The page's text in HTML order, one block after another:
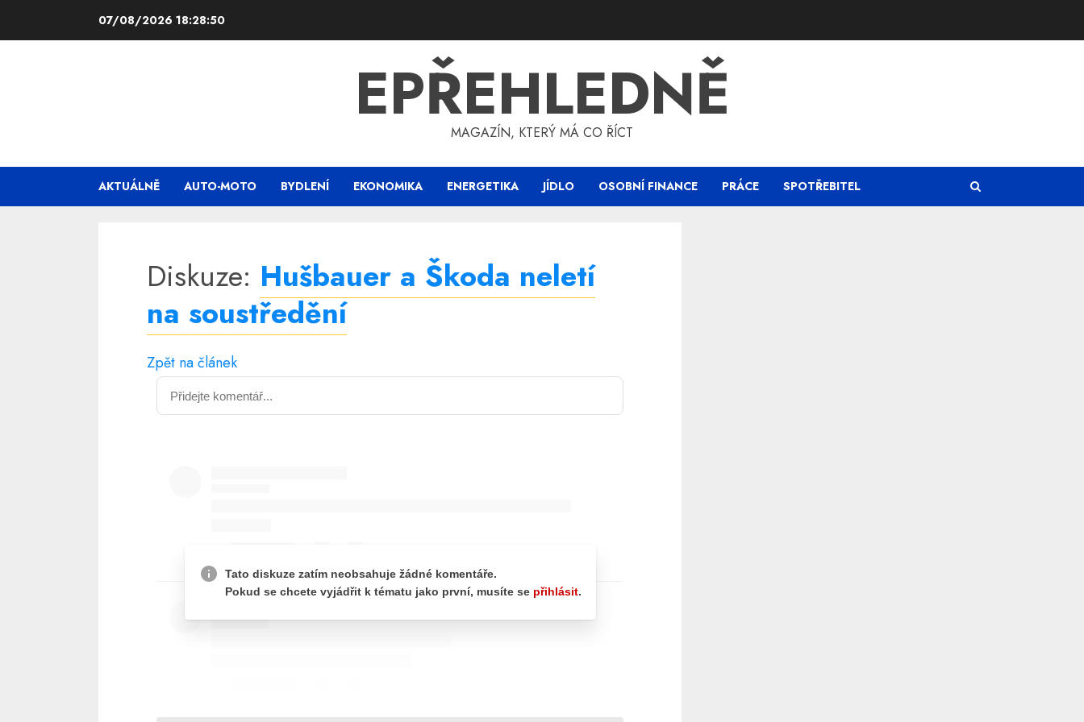
07/08/2026 18:28:51
EPŘEHLEDNĚ
MAGAZÍN, KTERÝ MÁ CO ŘÍCT
AKTUÁLNĚ AUTO-MOTO BYDLENÍ EKONOMIKA ENERGETIKA JÍDLO OSOBNÍ FINANCE PRÁCE SPOTŘEBITEL
Diskuze: Hušbauer a Škoda neletí
na soustředění
Zpět na článek